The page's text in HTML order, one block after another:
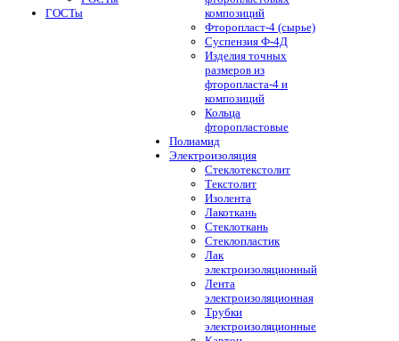
ГОСТы
композиций
Фторопласт-4 (сырье)
Суспензия Ф-4Д
Изделия точных
размеров из
фторопласта-4 и
композиций
Кольца
фторопластовые
Полиамид
Электроизоляция
Стеклотекстолит
Текстолит
Изолента
Лакоткань
Стеклоткань
Стеклопластик
Лак
электроизоляционный
Лента
электроизоляционная
Трубки
электроизоляционные